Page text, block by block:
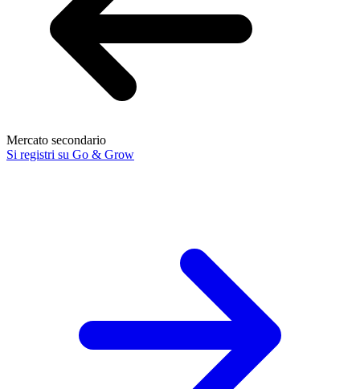
Mercato secondario
Si registri su Go & Grow